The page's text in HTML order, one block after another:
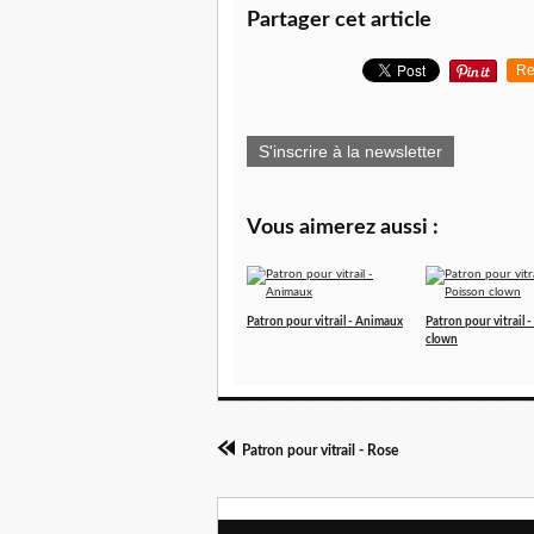
Partager cet article
S'inscrire à la newsletter
Vous aimerez aussi :
Patron pour vitrail - Animaux
Patron pour vitrail -
clown
Patron pour vitrail - Rose